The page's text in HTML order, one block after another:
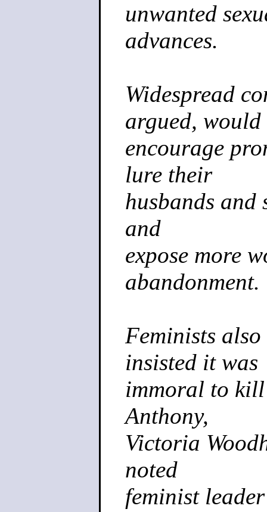
unwanted
advances.
Widespread
argued, would
encourage
lure their
husbands
and
expose more
abandonment.
Feminists
insisted it was
immoral to
Anthony,
Victoria
noted
feminist